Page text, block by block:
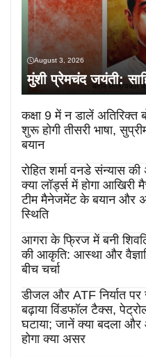
August 3, 2026
मुंशी प्रेमचंद जयंती:
कक्षा 9 में न डालें अतिरिक्त
शुरू होगी तीसरी भाषा,
बयान
रोहित शर्मा वनडे संन्यास
क्या लॉर्ड्स में होगा आखिरी
टीम मैनेजमेंट के बयान और
स्थिति
आगरा के फ्रिज में बनी
की आकृति: आस्था और
बीच चर्चा
डीजल और ATF निर्यात पर
बढ़ाया विंडफॉल टैक्स,
घटाया; जानें क्या बदला और
होगा क्या असर